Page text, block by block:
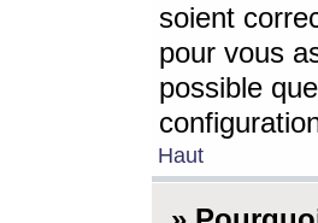
soient
pour vous
possible
Haut